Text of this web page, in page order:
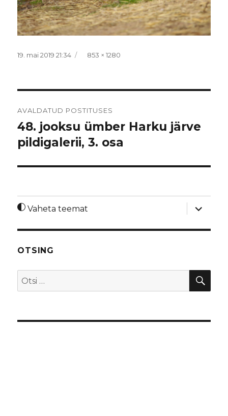
Postitatud
19. mai 2019 21:34 Täissuurus
853 × 1280
AVALDATUD POSTITUSES
48. jooksu ümber Harku järve
pildigalerii, 3. osa
Vaheta teemat
laienda
OTSING
Otsi: